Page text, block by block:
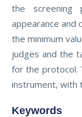
the
appearance and
the minimum
judges and the
for the protocol.
instrument, with
Keywords